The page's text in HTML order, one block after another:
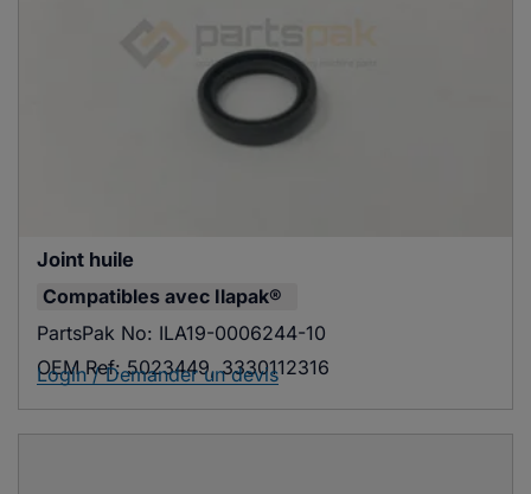
Joint huile
Compatibles avec Ilapak®
PartsPak No: ILA19-0006244-10
OEM Ref: 5023449, 3330112316
Login / Demander un devis